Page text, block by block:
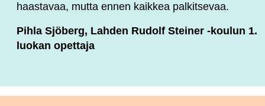
haastavaa, mutta ennen kaikkea palkitsevaa.
Pihla Sjöberg, Lahden Rudolf Steiner -koulun 1.
luokan opettaja